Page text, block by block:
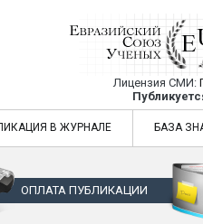
ЕвразийскийЛицензия СМИ:
Евразийский Союз Ученых —
В ЖУРНАЛЕ БАЗА
ОПЛАТА ПУБЛИКАЦИИ